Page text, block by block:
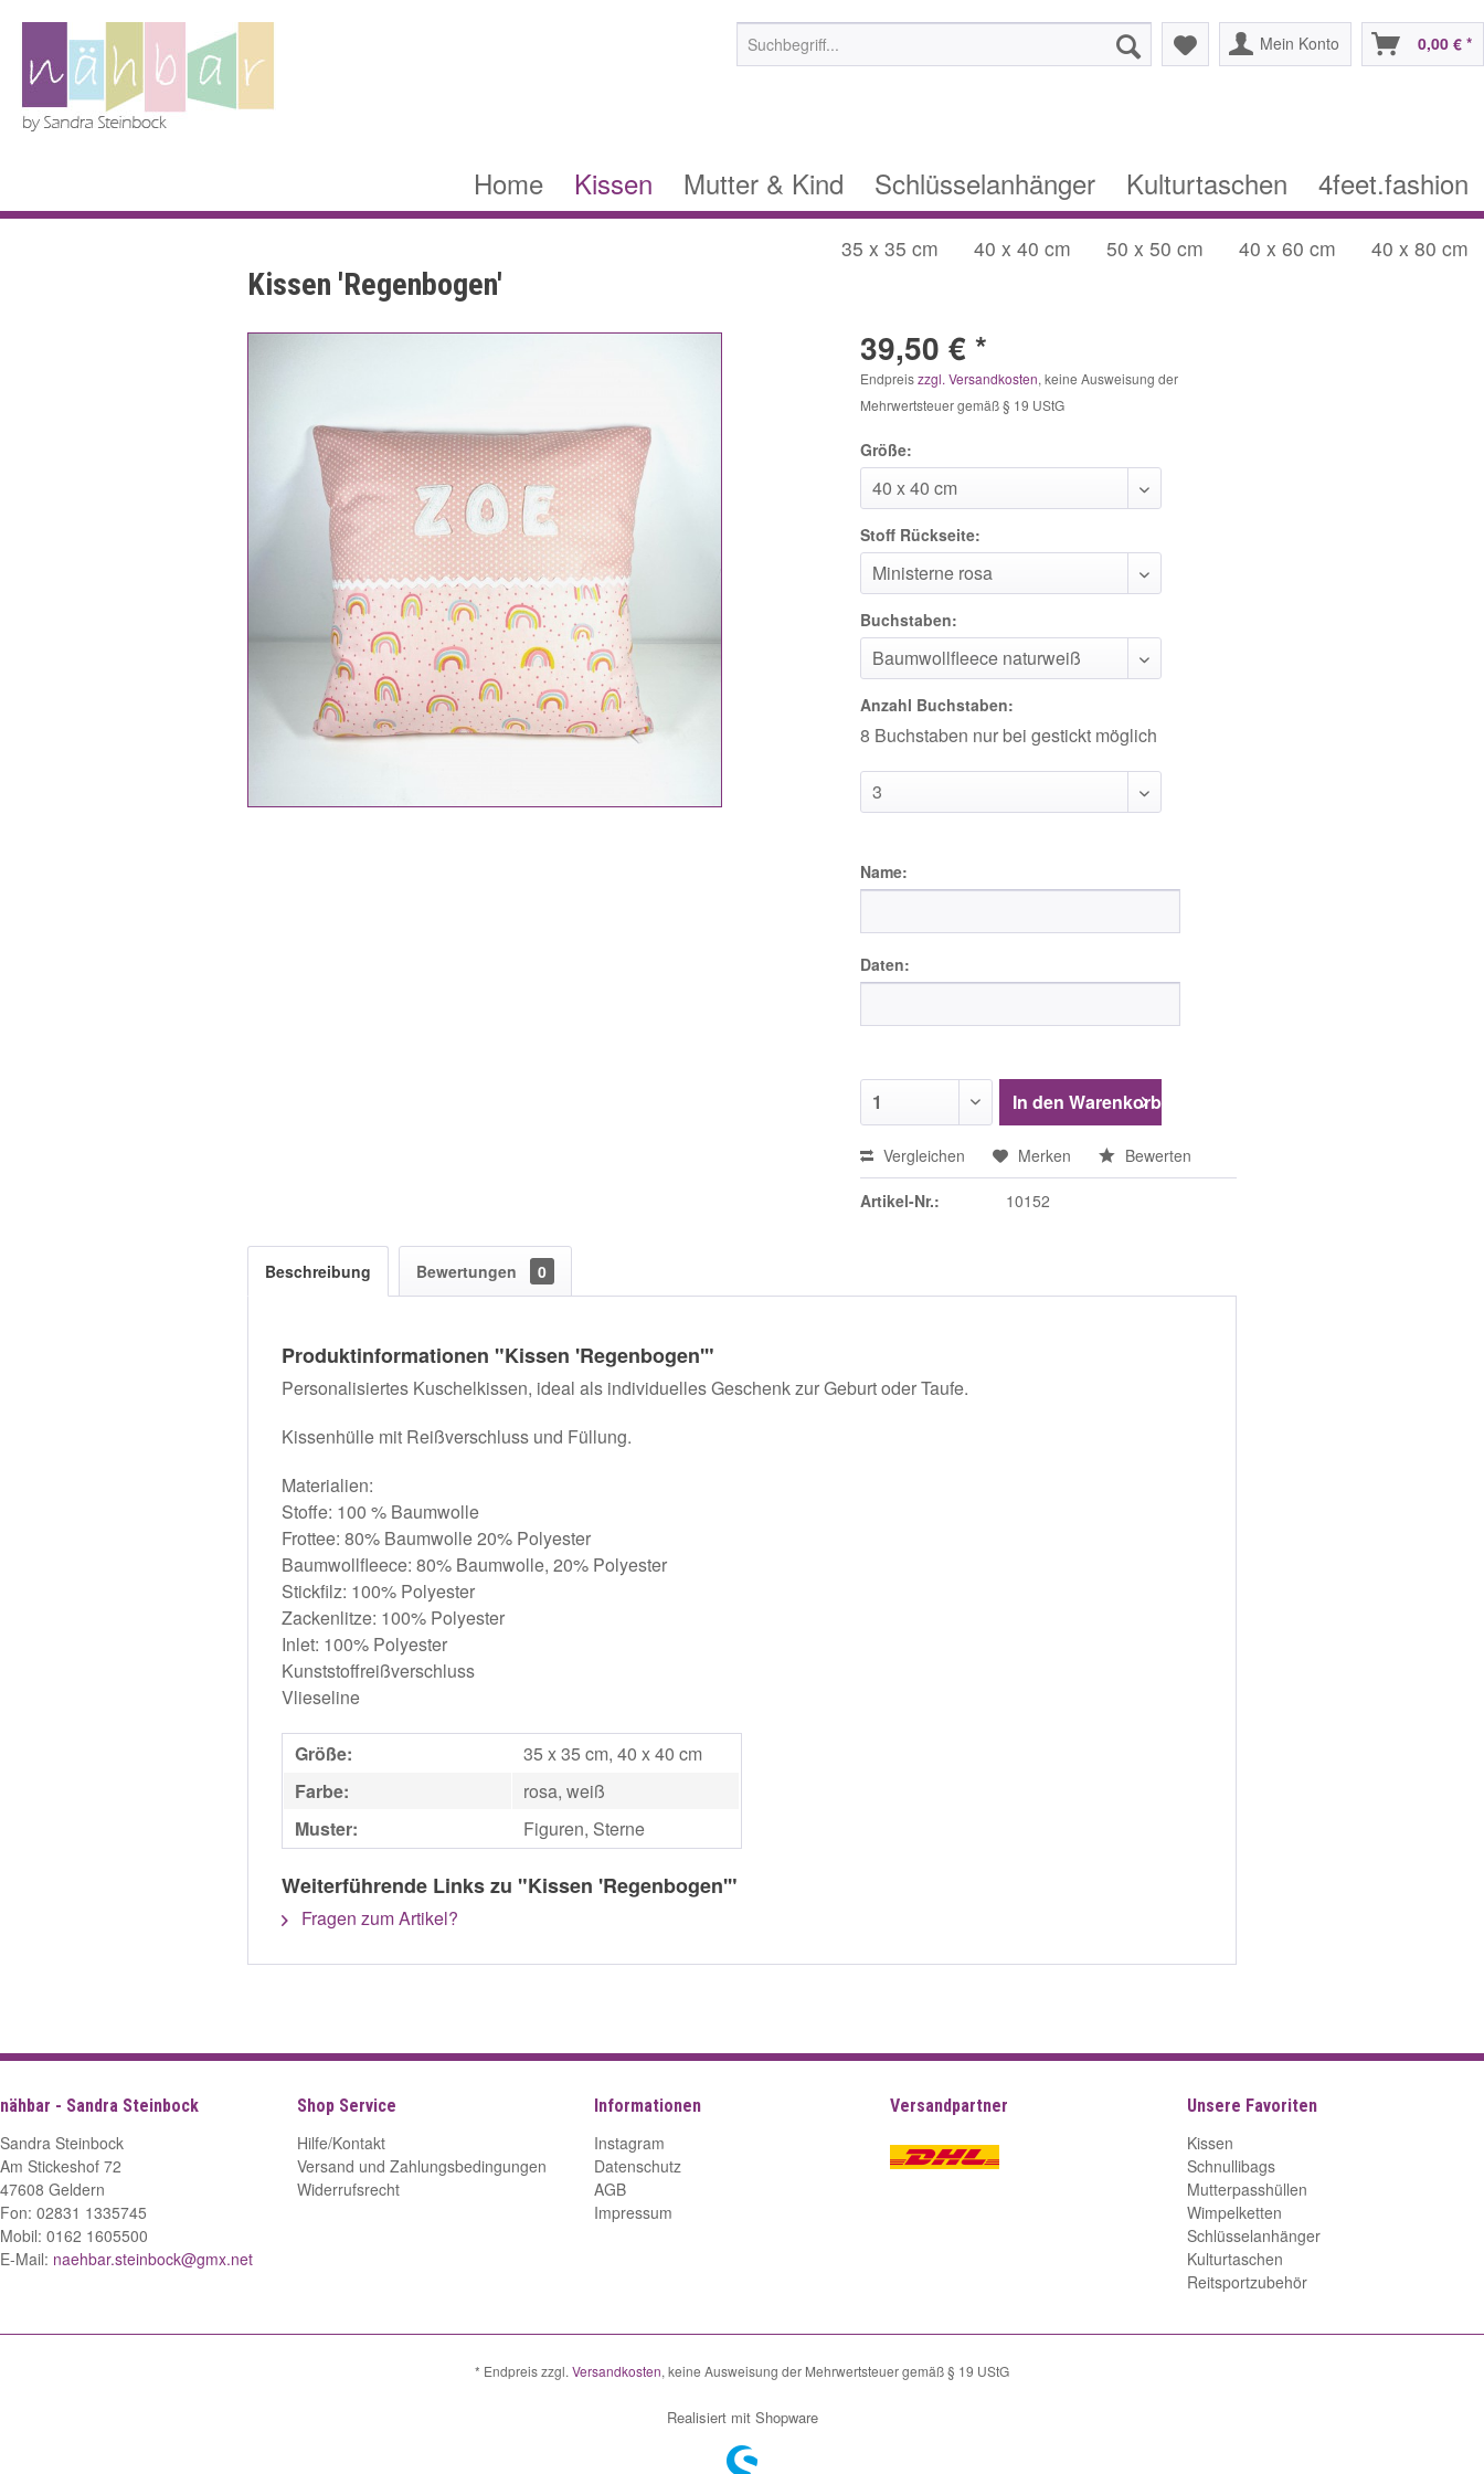
Mein Konto 0,00 € *
Home Kissen Mutter & Kind Schlüsselanhänger Kulturtaschen 4feet.fashion
35 x 35 cm 40 x 40 cm 50 x 50 cm 40 x 60 cm 40 x 80 cm
Kissen 'Regenbogen'
39,50 € *
Endpreiszzgl. Versandkosten, keine Ausweisung der
Mehrwertsteuer gemäß § 19 UStG
Größe:
Stoff Rückseite:
Buchstaben:
Anzahl Buchstaben:
8 Buchstaben nur bei gestickt möglich
Name:
Daten:
In den Warenkorb
Vergleichen Merken Bewerten
Artikel-Nr.: 10152
Beschreibung Bewertungen 0
Produktinformationen "Kissen 'Regenbogen'"
Personalisiertes Kuschelkissen, ideal als individuelles Geschenk zur Geburt oder Taufe.
Kissenhülle mit Reißverschluss und Füllung.
Materialien:
Stoffe: 100 % Baumwolle
Frottee: 80% Baumwolle 20% Polyester
Baumwollfleece: 80% Baumwolle, 20% Polyester
Stickfilz: 100% Polyester
Zackenlitze: 100% Polyester
Inlet: 100% Polyester
Kunststoffreißverschluss
Vlieseline
Größe:
35 x 35 cm, 40 x 40 cm
Farbe:
rosa, weiß
Muster:
Figuren, Sterne
Weiterführende Links zu "Kissen 'Regenbogen'"
Fragen zum Artikel?
nähbar - Sandra Steinbock
Sandra Steinbock
Am Stickeshof 72
47608 Geldern
Fon: 02831 1335745
Mobil: 0162 1605500
E-Mail: naehbar.steinbock@gmx.net
Shop Service
Hilfe/Kontakt
Versand und Zahlungsbedingungen
Widerrufsrecht
Informationen
Instagram
Datenschutz
AGB
Impressum
Versandpartner Unsere Favoriten
Kissen
Schnullibags
Mutterpasshüllen
Wimpelketten
Schlüsselanhänger
Kulturtaschen
Reitsportzubehör
* Endpreis zzgl. Versandkosten, keine Ausweisung der Mehrwertsteuer gemäß § 19 UStG
Realisiert mit Shopware